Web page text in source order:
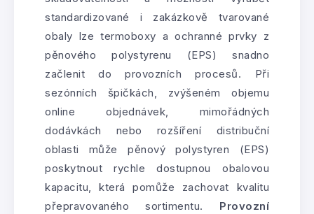
standardizované i zakázkově tvarované
obaly lze termoboxy a ochranné prvky z
pěnového polystyrenu (EPS) snadno
začlenit do provozních procesů. Při
sezónních špičkách, zvýšeném objemu
online objednávek, mimořádných
dodávkách nebo rozšíření distribuční
oblasti může pěnový polystyren (EPS)
poskytnout rychle dostupnou obalovou
kapacitu, která pomůže zachovat kvalitu
přepravovaného sortimentu. Provozní